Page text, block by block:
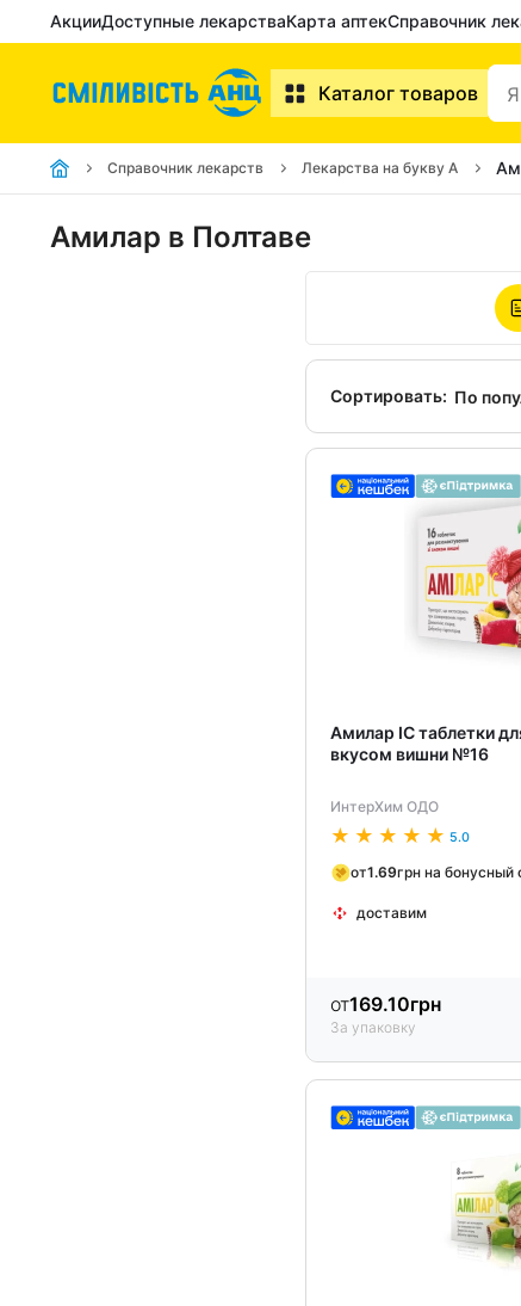
АкцииДоступные лекарстваКарта аптекСправочник
Каталог товаров
Справочник лекарств Лекарства на букву А
Амилар в Полтаве
Сортировать: По
Амилар ІС таблетки
вкусом вишни №16
ИнтерХим ОДО
5.0
от1.69грн на бонусный
доставим
от169.10грн
За упаковку